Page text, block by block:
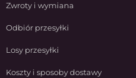
Zwroty i wymiana
Odbiór przesyłki
Losy przesyłki
Koszty i sposoby dostawy